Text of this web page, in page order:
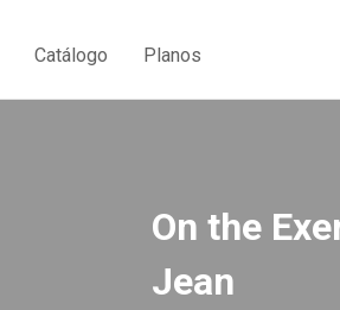
Catálogo Planos
On the
Jean